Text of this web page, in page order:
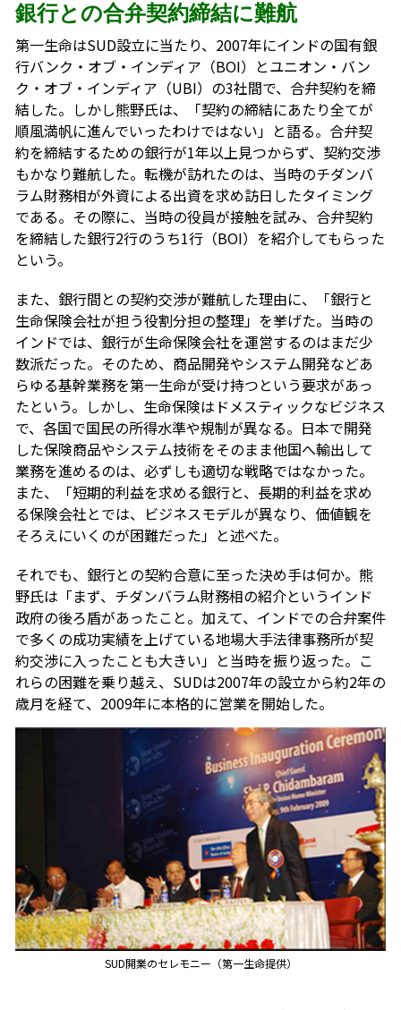
銀行との合弁契約締結に難航
第一生命はSUD設立に当たり、2007年にインドの国有銀
行バンク・オブ・インディア（BOI）とユニオン・バン
ク・オブ・インディア（UBI）の3社間で、合弁契約を締
結した。しかし熊野氏は、「契約の締結にあたり全てが
順風満帆に進んでいったわけではない」と語る。合弁契
約を締結するための銀行が1年以上見つからず、契約交渉
もかなり難航した。転機が訪れたのは、当時のチダンバ
ラム財務相が外資による出資を求め訪日したタイミング
である。その際に、当時の役員が接触を試み、合弁契約
を締結した銀行2行のうち1行（BOI）を紹介してもらった
という。
また、銀行間との契約交渉が難航した理由に、「銀行と
生命保険会社が担う役割分担の整理」を挙げた。当時の
インドでは、銀行が生命保険会社を運営するのはまだ少
数派だった。そのため、商品開発やシステム開発などあ
らゆる基幹業務を第一生命が受け持つという要求があっ
たという。しかし、生命保険はドメスティックなビジネス
で、各国で国民の所得水準や規制が異なる。日本で開発
した保険商品やシステム技術をそのまま他国へ輸出して
業務を進めるのは、必ずしも適切な戦略ではなかった。
また、「短期的利益を求める銀行と、長期的利益を求め
る保険会社とでは、ビジネスモデルが異なり、価値観を
そろえにいくのが困難だった」と述べた。
それでも、銀行との契約合意に至った決め手は何か。熊
野氏は「まず、チダンバラム財務相の紹介というインド
政府の後ろ盾があったこと。加えて、インドでの合弁案件
で多くの成功実績を上げている地場大手法律事務所が契
約交渉に入ったことも大きい」と当時を振り返った。こ
れらの困難を乗り越え、SUDは2007年の設立から約2年の
歳月を経て、2009年に本格的に営業を開始した。
SUD開業のセレモニー（第一生命提供）